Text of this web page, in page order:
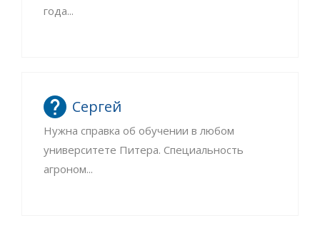
года...
Сергей
Нужна справка об обучении в любом
университете Питера. Специальность
агроном...